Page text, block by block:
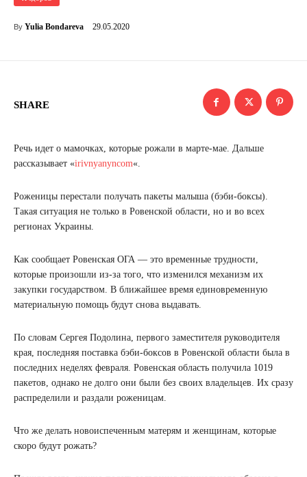
By Yulia Bondareva 29.05.2020
SHARE
Речь идет о мамочках, которые рожали в марте-мае. Дальше
рассказывает «irivnyanyncom«.
Роженицы перестали получать пакеты малыша (бэби-боксы).
Такая ситуация не только в Ровенской области, но и во всех
регионах Украины.
Как сообщает Ровенская ОГА — это временные трудности,
которые произошли из-за того, что изменился механизм их
закупки государством. В ближайшее время единовременную
материальную помощь будут снова выдавать.
По словам Сергея Подолина, первого заместителя руководителя
края, последняя поставка бэби-боксов в Ровенской области была в
последних неделях февраля. Ровенская область получила 1019
пакетов, однако не долго они были без своих владельцев. Их сразу
распределили и раздали роженицам.
Что же делать новоиспеченным матерям и женщинам, которые
скоро будут рожать?